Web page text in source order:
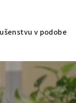
v podobe